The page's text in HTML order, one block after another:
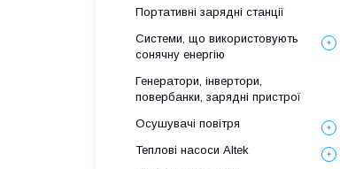
Портативні зарядні станції
Системи, що використовують
сонячну енергію
Генератори, інвертори,
повербанки, зарядні пристрої
Осушувачі повітря
Теплові насоси Altek